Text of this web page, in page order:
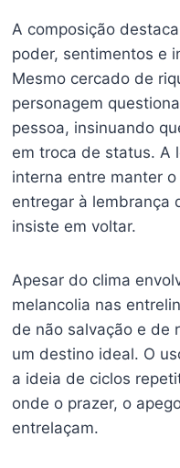
A composição
poder, sentimentos e
Mesmo cercado de
personagem
pessoa, insinuando
em troca de status. A
interna entre manter
entregar à lembrança
insiste em voltar.
Apesar do clima
melancolia nas
de não salvação e de
um destino ideal. O
a ideia de ciclos
onde o prazer, o
entrelaçam.